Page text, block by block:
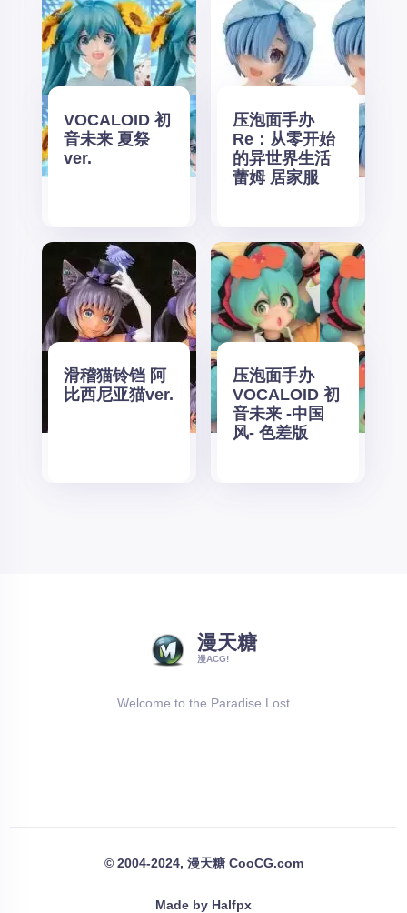
VOCALOID 初
音未来 夏祭
ver.
压泡面手办
Re：从零开始
的异世界生活
蕾姆 居家服
滑稽猫铃铛 阿
比西尼亚猫ver.
压泡面手办
VOCALOID 初
音未来 -中国
风- 色差版
漫天糖
漫ACG!
Welcome to the Paradise Lost
© 2004-2024, 漫天糖 CooCG.com
Made by Halfpx